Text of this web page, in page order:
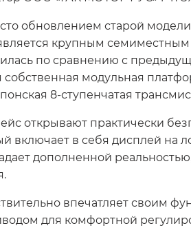
обновлением старой
крупным
по сравнению с
модульная
8-ступенчатая
открывают практически
в себя дисплей на
дополненной
впечатляет своим
для комфортной